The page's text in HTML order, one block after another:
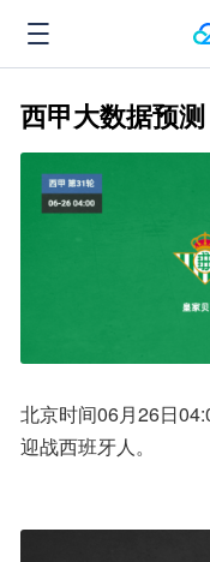
西甲大数据预
北京时间06月26日
迎战西班牙人。